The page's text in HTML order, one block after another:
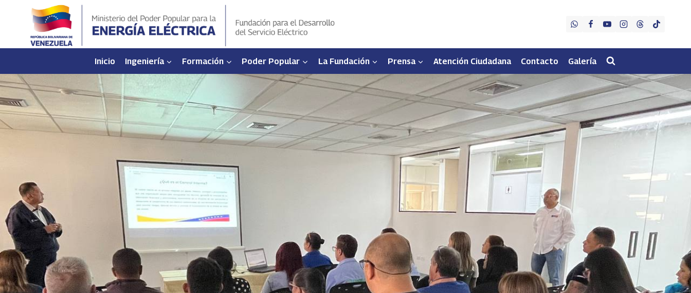
contenido
Inicio Ingeniería Formación Poder Popular La Fundación Prensa Atención Ciudadana Contacto Galería